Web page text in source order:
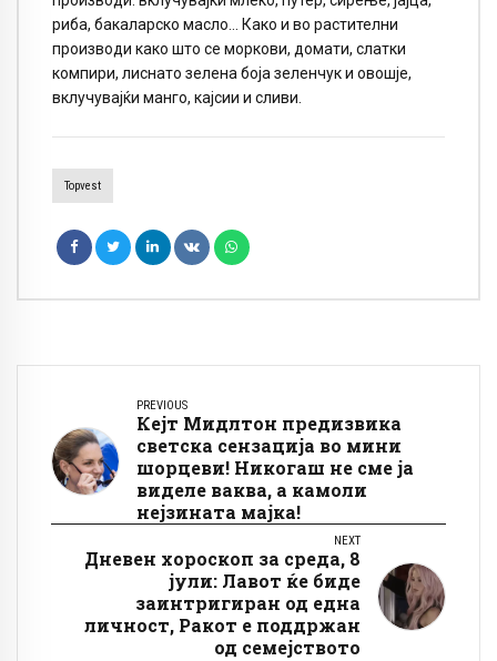
риба, бакаларско масло… Како и во растителни
производи како што се моркови, домати, слатки
компири, лиснато зелена боја зеленчук и овошје,
вклучувајќи манго, кајсии и сливи.
Topvest
PREVIOUS
Кејт Мидлтон предизвика
светска сензација во мини
шорцеви! Никогаш не сме ја
виделе ваква, а камоли
нејзината мајка!
NEXT
Дневен хороскоп за среда, 8
јули: Лавот ќе биде
заинтригиран од една
личност, Ракот е поддржан
од семејството